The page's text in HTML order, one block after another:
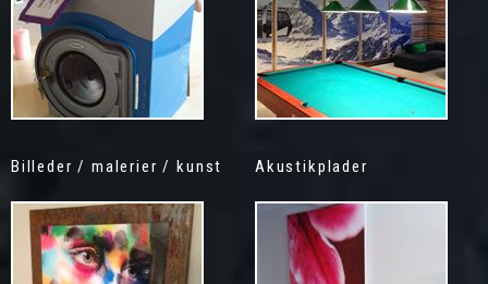
Billeder / malerier / kunst Akustikplader